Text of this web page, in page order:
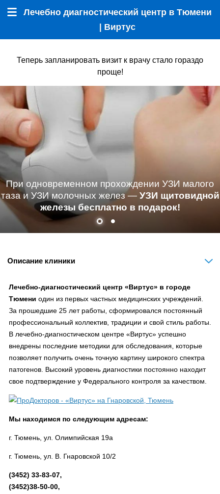
Лечебно диагностический центр в Тюмени
| Виртус
Теперь запланировать визит к врачу стало гораздо
проще!
При одновременном прохождении УЗИ малого
таза и УЗИ молочных желез — УЗИ щитовидной
железы бесплатно в подарок!
Описание клиники
Лечебно-диагностический центр «Виртус» в городе
Тюмени один из первых частных медицинских учреждений.
За прошедшие 25 лет работы, сформировался постоянный
профессиональный коллектив, традиции и свой стиль работы.
В лечебно-диагностическом центре «Виртус» успешно
внедрены последние методики для обследования, которые
позволяет получить очень точную картину широкого спектра
патогенов. Высокий уровень диагностики постоянно находит
свое подтверждение у Федерального контроля за качеством.
Мы находимся по следующим адресам:
г. Тюмень, ул. Олимпийская 19а
г. Тюмень, ул. В. Гнаровской 10/2
(3452) 33-83-07,
(3452)38-50-00,